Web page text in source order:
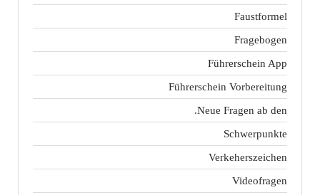
Faustformel
Fragebogen
Führerschein App
Führerschein Vorbereitung
Neue Fragen ab den.
Schwerpunkte
Verkeherszeichen
Videofragen